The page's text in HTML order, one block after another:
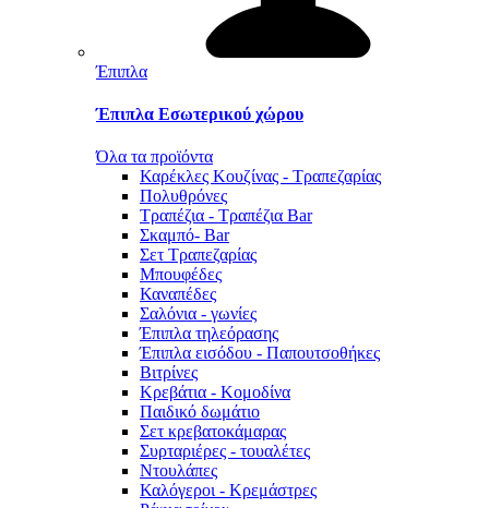
Έπιπλα
Έπιπλα Εσωτερικού χώρου
Όλα τα προϊόντα
Καρέκλες Κουζίνας - Τραπεζαρίας
Πολυθρόνες
Τραπέζια - Τραπέζια Bar
Σκαμπό- Bar
Σετ Τραπεζαρίας
Μπουφέδες
Καναπέδες
Σαλόνια - γωνίες
Έπιπλα τηλεόρασης
Έπιπλα εισόδου - Παπουτσοθήκες
Βιτρίνες
Κρεβάτια - Κομοδίνα
Παιδικό δωμάτιο
Σετ κρεβατοκάμαρας
Συρταριέρες - τουαλέτες
Ντουλάπες
Καλόγεροι - Κρεμάστρες